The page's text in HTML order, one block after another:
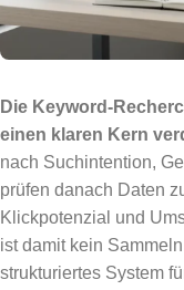
Die Keyword-
einen klaren Kern
nach Suchintention,
prüfen danach Daten
Klickpotenzial und
ist damit kein
strukturiertes System